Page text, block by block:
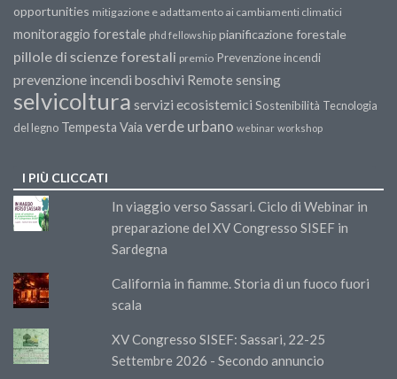
opportunities mitigazione e adattamento ai cambiamenti climatici
monitoraggio forestale phd fellowship pianificazione forestale
pillole di scienze forestali premio Prevenzione incendi
prevenzione incendi boschivi Remote sensing
selvicoltura servizi ecosistemici Sostenibilità Tecnologia
del legno Tempesta Vaia verde urbano webinar workshop
I PIÙ CLICCATI
In viaggio verso Sassari. Ciclo di Webinar in
preparazione del XV Congresso SISEF in
Sardegna
California in fiamme. Storia di un fuoco fuori
scala
XV Congresso SISEF: Sassari, 22-25
Settembre 2026 - Secondo annuncio